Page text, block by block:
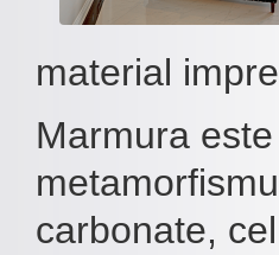
material
Marmura
carbonate,